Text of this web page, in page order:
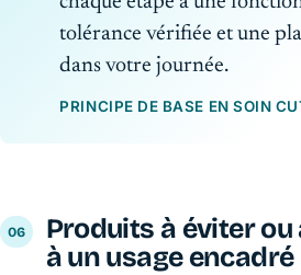
tolérance vérifiée et une
dans votre journée.
PRINCIPE DE BASE EN SOIN
Produits à éviter
à un usage encadré